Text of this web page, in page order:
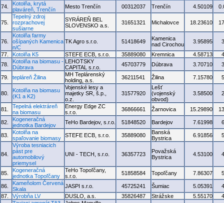
74.
Kotolňa, krytá
plaváreň, Trenčín
Mesto Trenčín 00312037 Trenčín 4.50109
75.
Tepelný zdroj
rozprachovej
sušiarne
SYRÁREŇ BEL
SLOVENSKO a.s.
31651321 Michalovce 18.23610
76.
Kotolňa farmy
ošípaných Kamenica
n/C
TK Agro s.r.o. 51418649
Kamenica
nad Cirochou
3.95895
77. Kotolňa K5 STEFE ECB, s.r.o. 35889080 Kremnica 4.58713
78.
Kotolňa na biomasu -
Dúbrava
LEHOTSKY
CAPITAL s.r.o.
45703779 Dúbrava 3.70710
79. tepláreň Žilina
MH Teplárenský
holding, a.s.
36211541 Žilina 7.15780
80.
Kotolňa na biomasu
(K1 a K2)
Vojenské lesy a
majetky SR, š.p.,
o.z.
31577920
Lešť
(vojenský
obvod)
3.58500
81.
Tepelná elektráreň
na biomasu
Energy Edge ZC
s.r.o.
36866661 Žarnovica 15.29890
82.
Kogeneračná
jednotka Bardejov
TeHo Bardejov, s.r.o. 51848520 Bardejov 7.61998
83.
Kotolňa na
spaľovanie biomasy
STEFE ECB, s.r.o. 35889080
Banská
Bystrica
6.91856
84.
Výroba tesniacich
pást pre
automobilový
priemysel
UNI - TECH, s.r.o. 36357723
Považská
Bystrica
4.53100
85.
Kogeneračná
jednotka Topoľčany
TeHo Topoľčany,
s.r.o.
51858584 Topoľčany 7.86307
86.
Kameňolom Červená
Skala
JASPI s.r.o. 45725241 Šumiac 5.05391
87.
Výrobňa LV DUSLO, a.s. 35826487 Strážske 5.55170